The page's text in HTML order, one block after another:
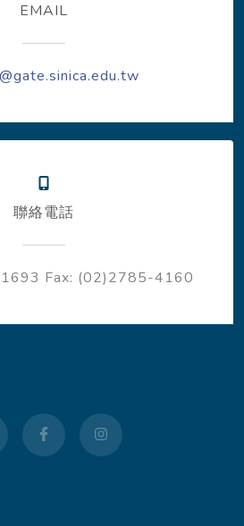
EMAIL
聯絡電話
Fax: (02)2785-4160
facebookinstagram